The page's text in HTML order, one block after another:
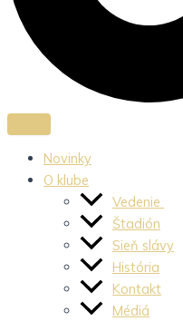
Novinky
O klube
Vedenie
Štadión
Sieň slávy
História
Kontakt
Médiá